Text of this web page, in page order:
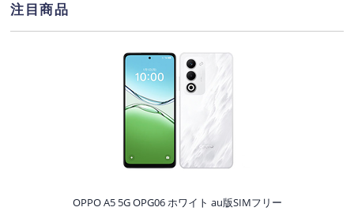
注目商品
OPPO A5 5G OPG06 ホワイト au版SIMフリー